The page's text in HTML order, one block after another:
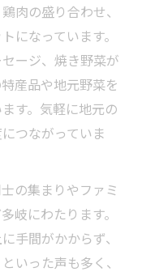
肉の盛り合わせ、
になっています。
ージ、焼き野菜が
産品や地元野菜を
す。気軽に地元の
つながっていま
の集まりやファミ
岐にわたります。
手間がかからず、
いった声も多く、